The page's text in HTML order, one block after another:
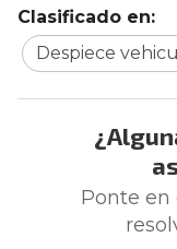
Clasificado en:
Despiece
Ponte en